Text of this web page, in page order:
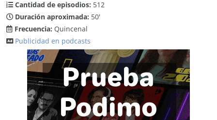
Cantidad de episodios: 512
Duración aproximada: 50'
Frecuencia: Quincenal
Publicidad en podcasts